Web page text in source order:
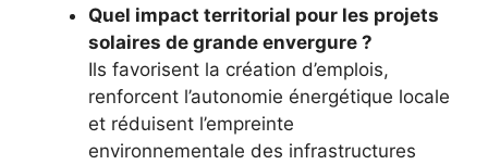
Quel impact territorial pour les projets
solaires de grande envergure ?
Ils favorisent la création d’emplois,
renforcent l’autonomie énergétique locale
et réduisent l’empreinte
environnementale des infrastructures